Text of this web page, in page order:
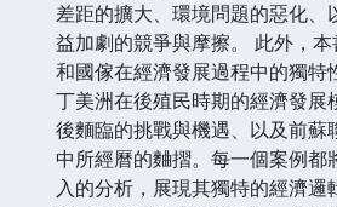
差距的擴大、環境問題的惡化、
益加劇的競爭與摩擦。 此外，
和國傢在經濟發展過程中的獨特
丁美洲在後殖民時期的經濟發展
後麵臨的挑戰與機遇、以及前蘇
中所經曆的麯摺。每一個案例都
入的分析，展現其獨特的經濟邏